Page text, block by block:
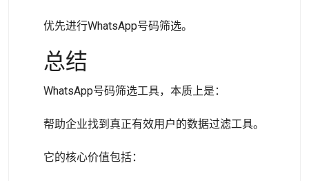
优先进行WhatsApp号码筛选。
总结
WhatsApp号码筛选工具，本质上是：
帮助企业找到真正有效用户的数据过滤工具。
它的核心价值包括：